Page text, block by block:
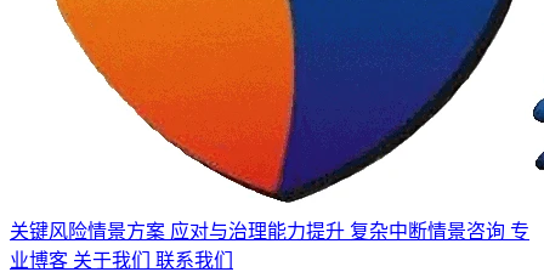
关键风险情景方案 应对与治理能力提升 复杂中断情景咨询 专
业博客 关于我们 联系我们